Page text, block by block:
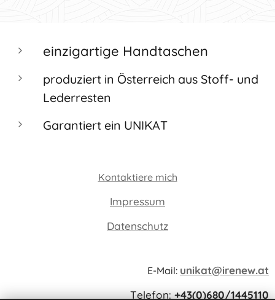
einzigartige Handtaschen
produziert in Österreich aus Stoff- und
Lederresten
Garantiert ein UNIKAT
Kontaktiere mich
Impressum
Datenschutz
E-Mail: unikat@irenew.at
Telefon:+43(0)680/1445110